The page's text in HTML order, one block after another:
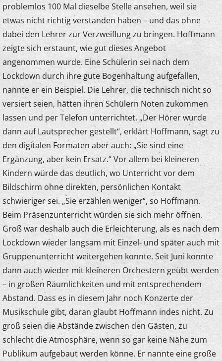
problemlos 100 Mal dieselbe Stelle ansehen, weil sie
etwas nicht richtig verstanden haben – und das ohne
dabei den Lehrer zur Verzweiflung zu bringen. Hoffmann
zeigte sich erstaunt, wie gut dieses Angebot
angenommen wurde. Eine Schülerin sei nach dem
Lockdown durch ihre gute Bogenhaltung aufgefallen,
nannte er ein Beispiel. Die Lehrer, die technisch nicht so
versiert seien, hätten ihren Schülern Noten zukommen
lassen und per Telefon unterrichtet. „Der Hörer wurde
dann auf Lautsprecher gestellt“, erklärt Hoffmann, sagt zu
den digitalen Formaten aber auch: „Sie sind eine
Ergänzung, aber kein Ersatz.“ Vor allem bei kleineren
Kindern würde das deutlich, wo Unterricht vor dem
Bildschirm ohne direkten, persönlichen Kontakt
schwieriger sei. „Sie erzählen weniger“, so Hoffmann.
Beim Präsenzunterricht würden sie sich mehr öffnen.
Groß war deshalb auch die Erleichterung, als es nach dem
Lockdown wieder langsam mit Einzel- und später auch mit
Gruppenunterricht weitergehen konnte. Seit Juni konnte
dann auch wieder mit kleineren Orchestern geübt werden
– in großen Räumlichkeiten und mit entsprechendem
Abstand. Dass es in diesem Jahr noch Konzerte der
Musikschule gibt, daran glaubt Hoffmann indes nicht. Zu
groß seien die Abstände zwischen den Gästen, zu
schlecht die Atmosphäre, wenn so gar keine Nähe zum
Publikum aufgebaut werden könne. Er nannte eine große